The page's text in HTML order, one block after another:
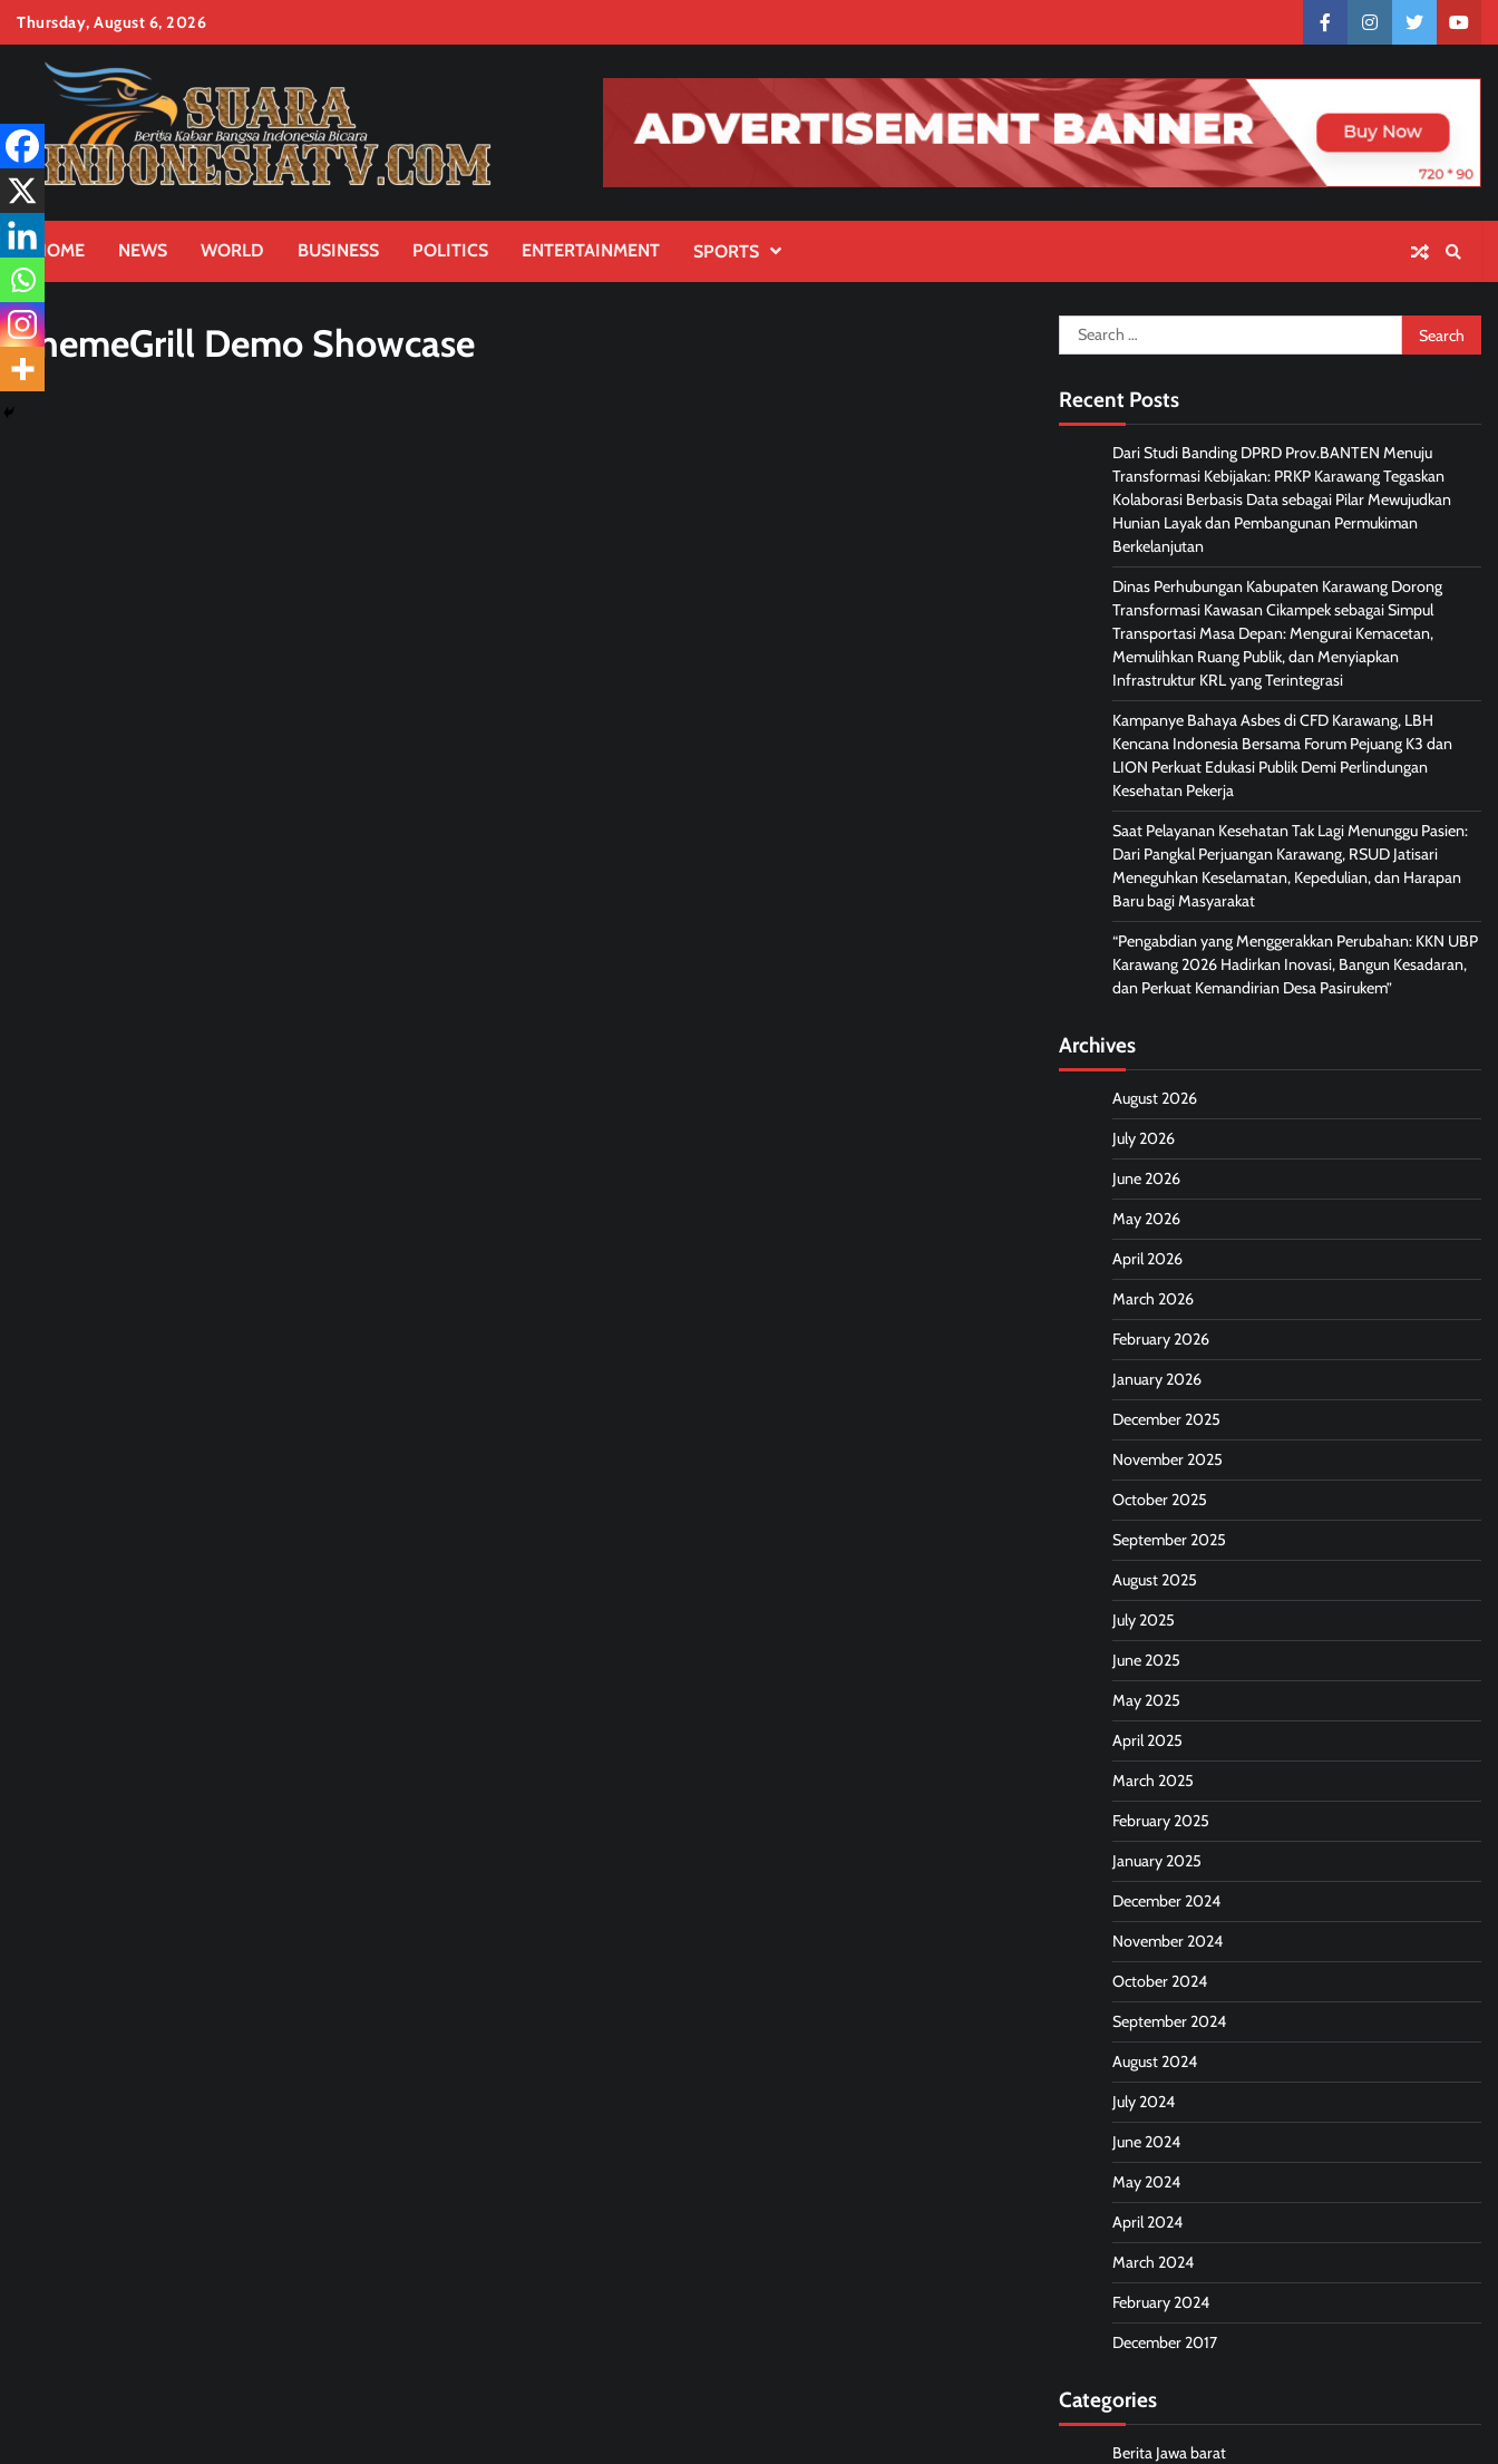
Skip
content
Thursday, August 6, 2026
facebookinstagramtwitter
HOME NEWS WORLD BUSINESS POLITICS ENTERTAINMENT SPORTS
ThemeGrill Demo Showcase
Search
for:
Recent Posts
Dari Studi Banding DPRD Prov.BANTEN Menuju
Transformasi Kebijakan: PRKP Karawang Tegaskan
Kolaborasi Berbasis Data sebagai Pilar Mewujudkan
Hunian Layak dan Pembangunan Permukiman
Berkelanjutan
Dinas Perhubungan Kabupaten Karawang Dorong
Transformasi Kawasan Cikampek sebagai Simpul
Transportasi Masa Depan: Mengurai Kemacetan,
Memulihkan Ruang Publik, dan Menyiapkan
Infrastruktur KRL yang Terintegrasi
Kampanye Bahaya Asbes di CFD Karawang, LBH
Kencana Indonesia Bersama Forum Pejuang K3 dan
LION Perkuat Edukasi Publik Demi Perlindungan
Kesehatan Pekerja
Saat Pelayanan Kesehatan Tak Lagi Menunggu Pasien:
Dari Pangkal Perjuangan Karawang, RSUD Jatisari
Meneguhkan Keselamatan, Kepedulian, dan Harapan
Baru bagi Masyarakat
“Pengabdian yang Menggerakkan Perubahan: KKN UBP
Karawang 2026 Hadirkan Inovasi, Bangun Kesadaran,
dan Perkuat Kemandirian Desa Pasirukem”
Archives
August 2026
July 2026
June 2026
May 2026
April 2026
March 2026
February 2026
January 2026
December 2025
November 2025
October 2025
September 2025
August 2025
July 2025
June 2025
May 2025
April 2025
March 2025
February 2025
January 2025
December 2024
November 2024
October 2024
September 2024
August 2024
July 2024
June 2024
May 2024
April 2024
March 2024
February 2024
December 2017
Categories
Berita Jawa barat